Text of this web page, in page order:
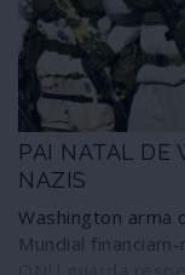
PAI NATAL DE
NAZIS
Washington arma
Mundial